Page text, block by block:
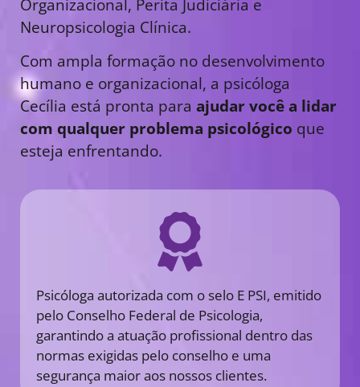
Neuropsicologia Clínica.
Com ampla formação no desenvolvimento
humano e organizacional, a psicóloga
Cecília está pronta para ajudar você a lidar
com qualquer problema psicológico que
esteja enfrentando.
Psicóloga autorizada com o selo E PSI, emitido
pelo Conselho Federal de Psicologia,
garantindo a atuação profissional dentro das
normas exigidas pelo conselho e uma
segurança maior aos nossos clientes.